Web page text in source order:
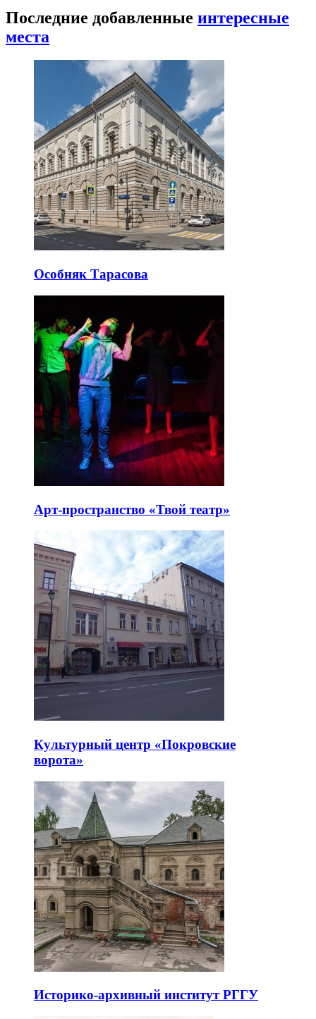
Последние добавленные интересные
места
Особняк Тарасова
Арт-пространство «Твой театр»
Культурный центр «Покровские
ворота»
Историко-архивный институт РГГУ